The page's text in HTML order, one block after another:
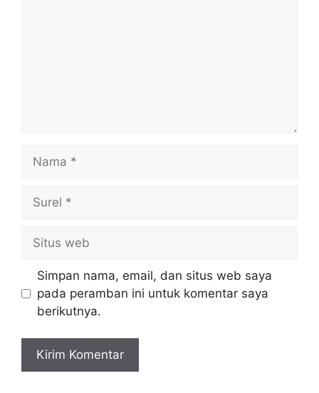
web
Simpan nama, email, dan situs web saya
pada peramban ini untuk komentar saya
berikutnya.